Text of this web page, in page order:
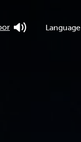
Language